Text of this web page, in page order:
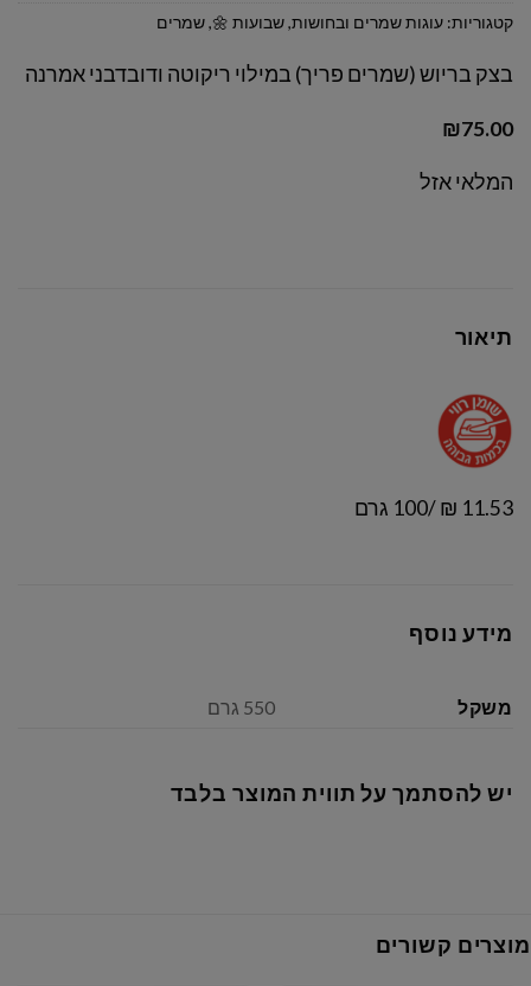
קטגוריות: עוגות שמרים ובחושות,שבועות 🌼,שמרים
בצק בריוש (שמרים פריך) במילוי ריקוטה ודובדבני אמרנה
₪75.00
המלאי אזל
תיאור
11.53 ₪ /100 גרם
מידע נוסף
משקל 550 גרם
יש להסתמך על תווית המוצר בלבד
מוצרים קשורים